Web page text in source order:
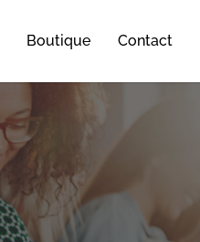
Boutique Contact